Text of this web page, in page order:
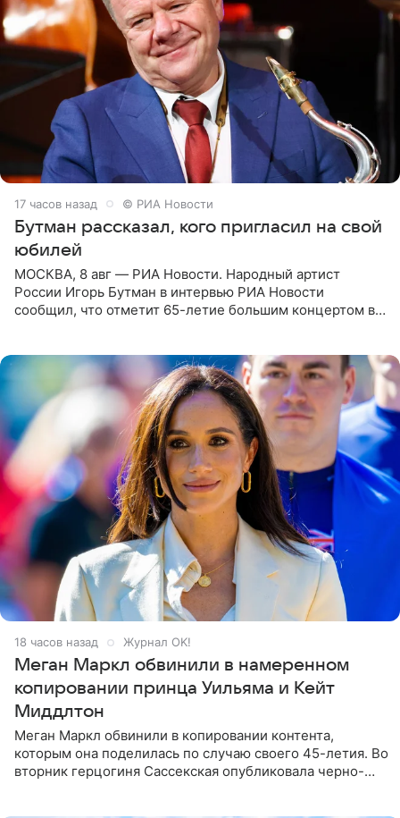
17 часов назад © РИА Новости
Бутман рассказал, кого пригласил на свой
юбилей
МОСКВА, 8 авг — РИА Новости. Народный артист
России Игорь Бутман в интервью РИА Новости
сообщил, что отметит 65-летие большим концертом в
18 часов назад Журнал OK!
Меган Маркл обвинили в намеренном
копировании принца Уильяма и Кейт
Миддлтон
Меган Маркл обвинили в копировании контента,
которым она поделилась по случаю своего 45-летия. Во
вторник герцогиня Сассекская опубликовала черно-